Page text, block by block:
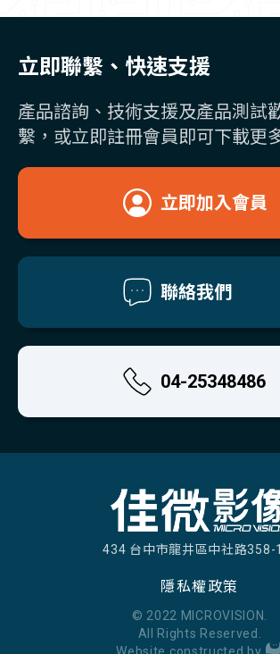
立即聯繫、快速支援
產品諮詢、技術支援及產品測試
繫，或立即註冊會員即可下載更
立即加入會員
聯絡我們
04-25348486
434 台中市龍井區中社路358-
隱私權政策
© 2022 MICROVISION.
All Rights Reserved.